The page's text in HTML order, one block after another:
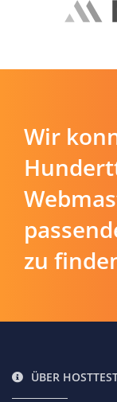
Wir
zu
ÜBER